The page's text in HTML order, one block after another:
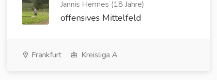
Jannis Hermes (18 Jahre)
offensives Mittelfeld
Frankfurt Kreisliga A